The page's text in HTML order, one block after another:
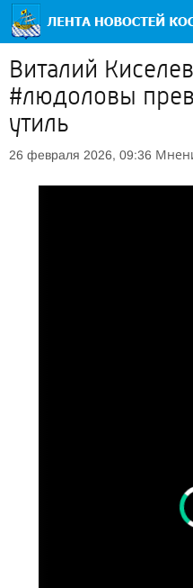
Виталий
#людоловы
утиль
26 февраля 2026, 09:36